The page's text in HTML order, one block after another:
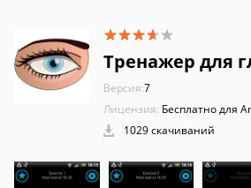
Тренажер для
Версия:7
Лицензия: Бесплатно для
1029 скачиваний